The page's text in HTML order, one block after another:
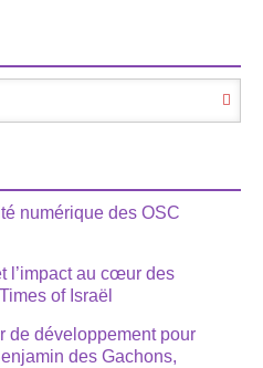
numérique des OSC
l’impact au cœur des
of Israël
de développement pour
des Gachons,